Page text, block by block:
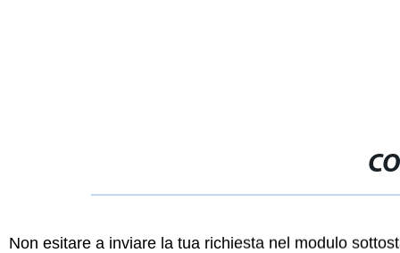
Non esitare a inviare la tua richiesta nel modulo